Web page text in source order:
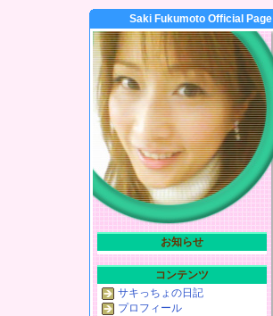
Saki Fukumoto Official Page
お知らせ
コンテンツ
サキっちょの日記
プロフィール